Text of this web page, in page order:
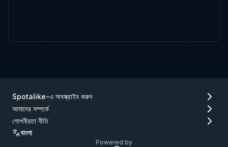
Spotalike-এ সাবস্ক্রাইব করুন
আমাদের সম্পর্কে
গোপনীয়তা নীতি
বাংলা
Powered by